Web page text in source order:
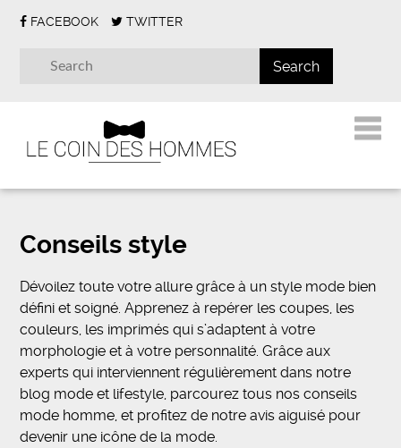
FACEBOOK TWITTER
Conseils style
Dévoilez toute votre allure grâce à un style mode bien
défini et soigné. Apprenez à repérer les coupes, les
couleurs, les imprimés qui s’adaptent à votre
morphologie et à votre personnalité. Grâce aux
experts qui interviennent régulièrement dans notre
blog mode et lifestyle, parcourez tous nos conseils
mode homme, et profitez de notre avis aiguisé pour
devenir une icône de la mode.